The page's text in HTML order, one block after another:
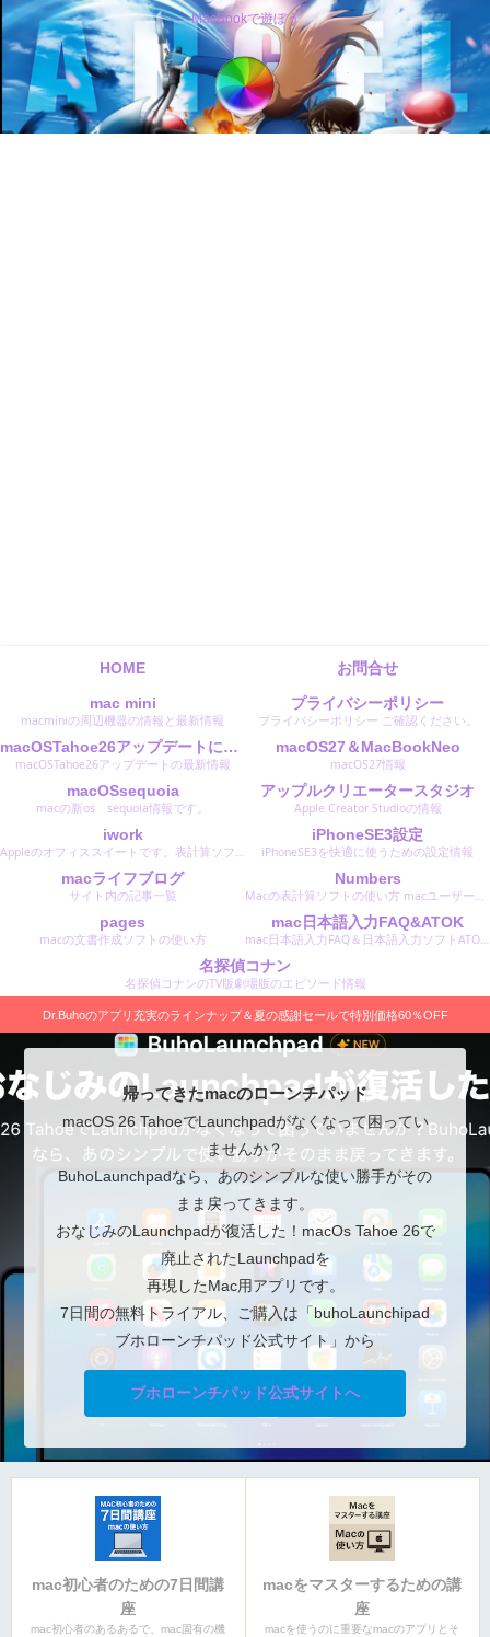
MacBookで遊ぼう
HOME
お問合せ
mac mini
macminiの周辺機器の情報と最新情報
プライバシーポリシー
プライバシーポリシー ご確認ください。
macOSTahoe26アップデートに関する最新情報
macOSTahoe26アップデートの最新情報
macOS27＆MacBookNeo
macOS27情報
macOSsequoia
macの新os sequoia情報です。
アップルクリエータースタジオ
Apple Creator Studioの情報
iwork
Appleのオフィススイートです。表計算ソフトのNumbersナンバーズ文書作成ソフトのPagesページズスライド作成のKeyNoteキーノートです。 Microsoftのオフィスと同等のソフトです。
iPhoneSE3設定
iPhoneSE3を快適に使うための設定情報
macライフブログ
サイト内の記事一覧
Numbers
Macの表計算ソフトの使い方 macユーザーは無料で使えます。 使い易くおすすめのソフトです。
pages
macの文書作成ソフトの使い方
mac日本語入力FAQ&ATOK
mac日本語入力FAQ＆日本語入力ソフトATOKエイトクの設定と使い方
名探偵コナン
名探偵コナンのTV版劇場版のエピソード情報
Dr.Buhoのアプリ充実のラインナップ＆夏の感謝セールで特別価格60％OFF
帰ってきたmacのローンチパッド
macOS 26 TahoeでLaunchpadがなくなって困ってい
ませんか？
BuhoLaunchpadなら、あのシンプルな使い勝手がその
まま戻ってきます。
おなじみのLaunchpadが復活した！macOs Tahoe 26で
廃止されたLaunchpadを
再現したMac用アプリです。
7日間の無料トライアル、ご購入は「buhoLaunchipad
ブホローンチパッド公式サイト」から
ブホローンチパッド公式サイトへ
mac初心者のための7日間講
座
mac初心者のあるあるで、mac固有の機
macをマスターするための講
座
macを使うのに重要なmacのアプリとそ